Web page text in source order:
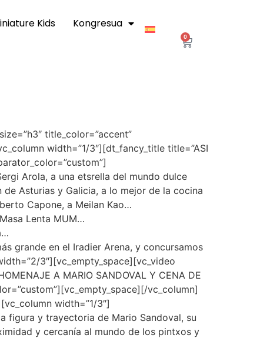
Kids Kongresua
0
title_color=”accent”
width=”1/3″][dt_fancy_title title=”ASI
Arola, a una etsrella del mundo dulce
Asturias y Galicia, a lo mejor de la cocina
Capone, a Meilan Kao…
Lenta MUM…
grande en el Iradier Arena, y concursamos
3″][vc_empty_space][vc_video
A MARIO SANDOVAL Y CENA DE
vc_column]
width=”1/3″]
figura y trayectoria de Mario Sandoval, su
y cercanía al mundo de los pintxos y